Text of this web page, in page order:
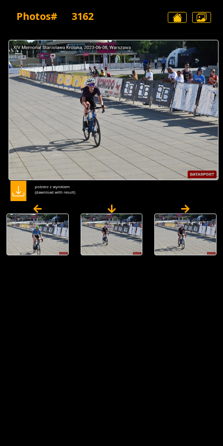
Photos# 3162
pobierz z wynikiem
(dawnload with result)